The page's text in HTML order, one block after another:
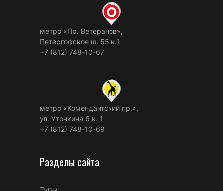
метро «Пр. Ветеранов»,
Петергофское ш. 55 к.1
+7 (812) 748-10-67
метро «Комендантский пр.»,
ул. Уточкина 6 к. 1
+7 (812) 748-10-69
Разделы сайта